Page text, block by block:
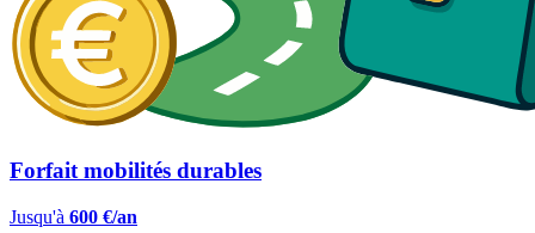
Forfait mobilités durables
Jusqu'à 600 €/an